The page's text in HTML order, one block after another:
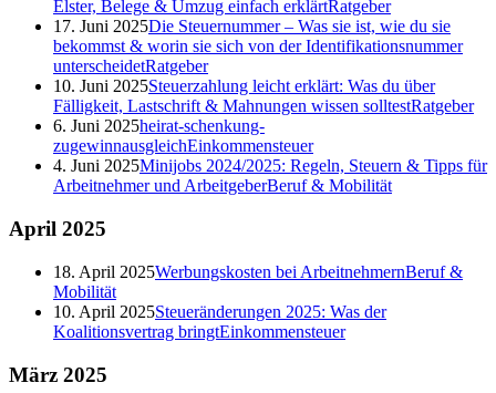
Elster, Belege & Umzug einfach erklärtRatgeber
17. Juni 2025Die Steuernummer – Was sie ist, wie du sie
bekommst & worin sie sich von der Identifikationsnummer
unterscheidetRatgeber
10. Juni 2025Steuerzahlung leicht erklärt: Was du über
Fälligkeit, Lastschrift & Mahnungen wissen solltestRatgeber
6. Juni 2025heirat-schenkung-
zugewinnausgleichEinkommensteuer
4. Juni 2025Minijobs 2024/2025: Regeln, Steuern & Tipps für
Arbeitnehmer und ArbeitgeberBeruf & Mobilität
April 2025
18. April 2025Werbungskosten bei ArbeitnehmernBeruf &
Mobilität
10. April 2025Steueränderungen 2025: Was der
Koalitionsvertrag bringtEinkommensteuer
März 2025